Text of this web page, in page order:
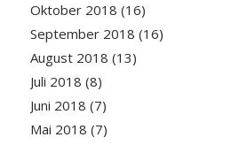
Oktober 2018 (16)
September 2018 (16)
August 2018 (13)
Juli 2018 (8)
Juni 2018 (7)
Mai 2018 (7)